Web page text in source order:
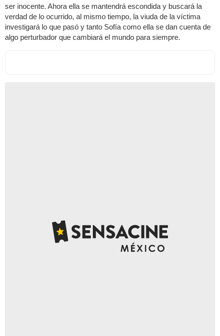
ser inocente. Ahora ella se mantendrá escondida y buscará la
verdad de lo ocurrido, al mismo tiempo, la viuda de la víctima
investigará lo que pasó y tanto Sofía como ella se dan cuenta de
algo perturbador que cambiará el mundo para siempre.